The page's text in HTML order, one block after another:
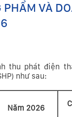
VÀ
thu phát điện
như sau:
Năm 2026